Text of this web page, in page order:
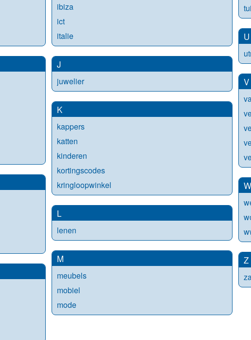
ibiza
ict
italie
J
juwelier
K
kappers
katten
kinderen
kortingscodes
kringloopwinkel
L
lenen
M
meubels
mobiel
mode
U
V
W
Z